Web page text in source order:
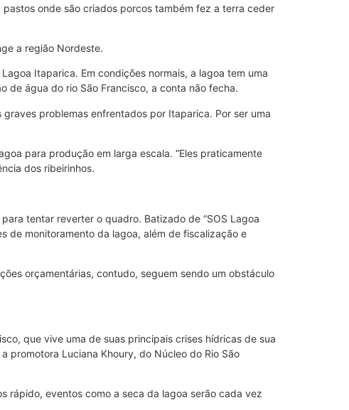
onde são criados porcos também fez a terra ceder
a região Nordeste.
Itaparica. Em condições normais, a lagoa tem uma
de água do rio São Francisco, a conta não fecha.
problemas enfrentados por Itaparica. Por ser uma
para produção em larga escala. “Eles praticamente
dos ribeirinhos.
tentar reverter o quadro. Batizado de “SOS Lagoa
de monitoramento da lagoa, além de fiscalização e
orçamentárias, contudo, seguem sendo um obstáculo
que vive uma de suas principais crises hídricas de sua
promotora Luciana Khoury, do Núcleo do Rio São
rápido, eventos como a seca da lagoa serão cada vez